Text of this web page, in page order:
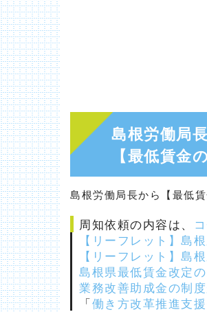
島根労働局
【最低賃金
島根労働局長から【最低
周知依頼の内容は、
【リーフレット】島
【リーフレット】島
島根県最低賃金改定
業務改善助成金の制
「働き方改革推進支